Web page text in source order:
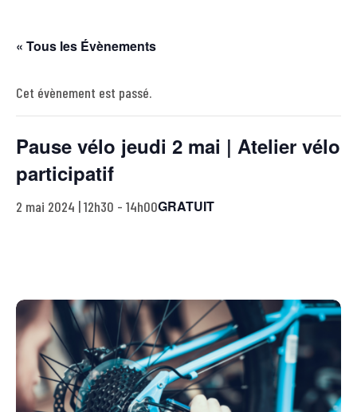
« Tous les Évènements
Cet évènement est passé.
Pause vélo jeudi 2 mai | Atelier vélo
participatif
2 mai 2024 | 12h30 - 14h00GRATUIT